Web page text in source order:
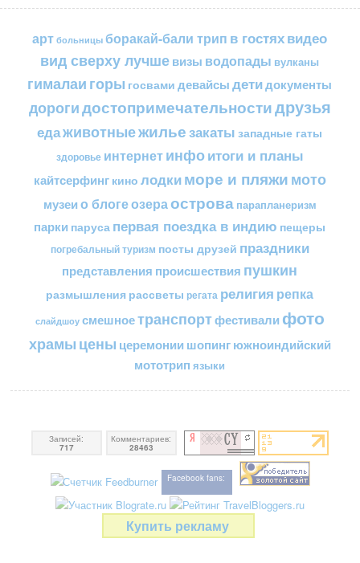
арт больницы боракай-бали трип в гостяхвидео
вид сверху лучшевизы водопады вулканы
гималаи горы госвами девайсы детидокументы
дорогидостопримечательностидрузья
едаживотныежильезакаты западные гаты
здоровье интернетинфоитоги и планы
кайтсерфинг кино лодкиморе и пляжимото
музеи о блогеозераострова парапланеризм
парки паруса первая поездка в индию пещеры
погребальный туризм посты друзей праздники
представления происшествия пушкин
размышления рассветы регата религия репка
слайдшоу смешноетранспортфестивали фото
храмы цены церемонии шопингюжноиндийский
мототрип языки
Записей:
717
Комментариев:
28463
Facebook fans:
Купить рекламу